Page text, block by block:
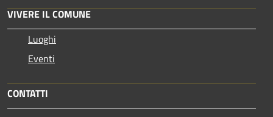
VIVERE IL COMUNE
Luoghi
Eventi
CONTATTI